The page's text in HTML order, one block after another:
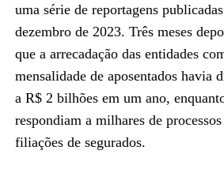
uma série de reportagens
dezembro de 2023. Três meses
que a arrecadação das entidades
mensalidade de aposentados havia
a R$ 2 bilhões em um ano,
respondiam a milhares de
filiações de segurados.